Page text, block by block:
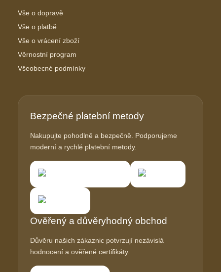
Vše o dopravě
Vše o platbě
Vše o vrácení zboží
Věrnostní program
Všeobecné podmínky
Bezpečné platební metody
Nakupujte pohodlně a bezpečně. Podporujeme
moderní a rychlé platební metody.
Ověřený a důvěryhodný obchod
Důvěru našich zákaznic potvrzují nezávislá
hodnocení a ověřené certifikáty.